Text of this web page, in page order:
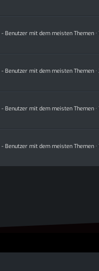
- Benutzer mit dem meisten Themen
- Benutzer mit dem meisten Themen
- Benutzer mit dem meisten Themen
- Benutzer mit dem meisten Themen